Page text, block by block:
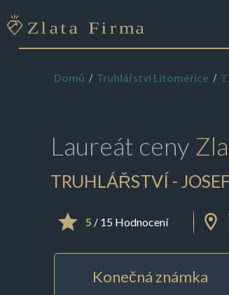
Domů Truhlářství Litoměřice
Laureát ceny
TRUHLÁŘSTVÍ -
5 / 15 Hodnocení
Konečná známka